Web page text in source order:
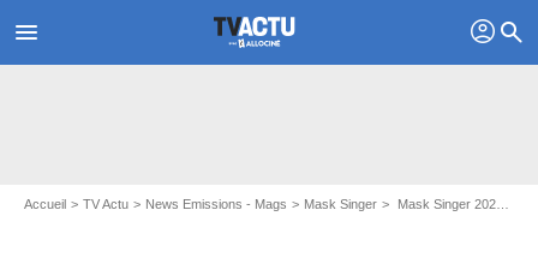
menu profil search
Accueil TV Actu News Emissions - Mags Mask Singer Mask Singer 2026 : qui est la star internationale derrière la Chauve-Souris ? Nos pronostics